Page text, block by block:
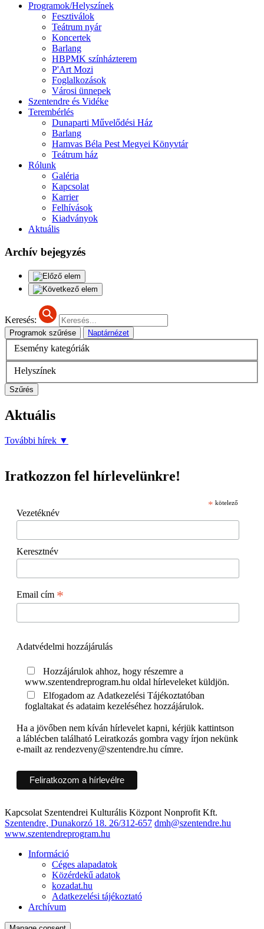
Programok/Helyszínek
Fesztiválok
Teátrum nyár
Koncertek
Barlang
HBPMK színházterem
P'Art Mozi
Foglalkozások
Városi ünnepek
Szentendre és Vidéke
Terembérlés
Dunaparti Művelődési Ház
Barlang
Hamvas Béla Pest Megyei Könyvtár
Teátrum ház
Rólunk
Galéria
Kapcsolat
Karrier
Felhívások
Kiadványok
Aktuális
Archív bejegyzés
Keresés:
Programok szűrése Naptárnézet
Esemény kategóriák
Helyszínek
Szűrés
Aktuális
További hírek ▼
Iratkozzon fel hírlevelünkre!
* kötelező
Vezetéknév
Keresztnév
Email cím *
Adatvédelmi hozzájárulás
www.szentendreprogram.hu oldal hírleveleket küldjön.
foglaltakat és adataim kezeléséhez hozzájárulok.
Ha a jövőben nem kíván hírlevelet kapni, kérjük kattintson
a láblécben található Leiratkozás gombra vagy írjon nekünk
e-mailt az rendezveny@szentendre.hu címre.
Kapcsolat Szentendrei Kulturális Központ Nonprofit Kft.
Szentendre, Dunakorzó 18. 26/312-657 dmh@szentendre.hu
www.szentendreprogram.hu
Információ
Céges alapadatok
Közérdekű adatok
kozadat.hu
Adatkezelési tájékoztató
Archívum